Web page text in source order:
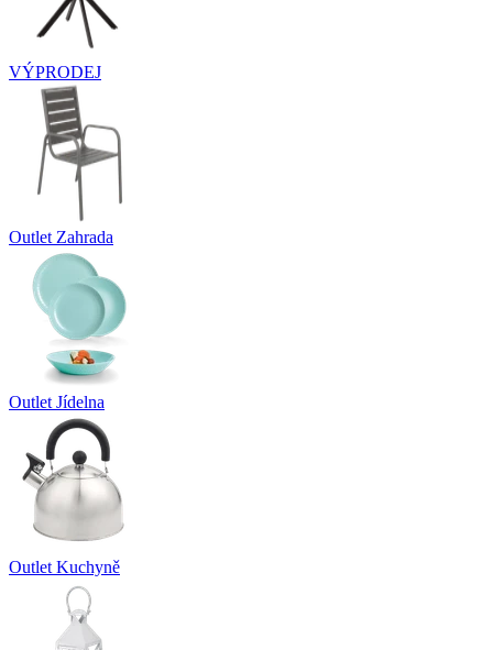
VÝPRODEJ
Outlet Zahrada
Outlet Jídelna
Outlet Kuchyně